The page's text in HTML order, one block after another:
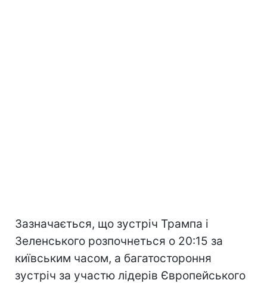
Зазначається, що зустріч Трампа і
Зеленського розпочнеться о 20:15 за
київським часом, а багатостороння
зустріч за участю лідерів Європейського